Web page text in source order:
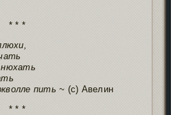
* * *
пить ~ (с) Авелин
* * *